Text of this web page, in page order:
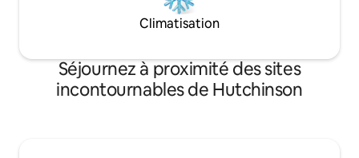
Climatisation
Séjournez à proximité des sites
incontournables de Hutchinson